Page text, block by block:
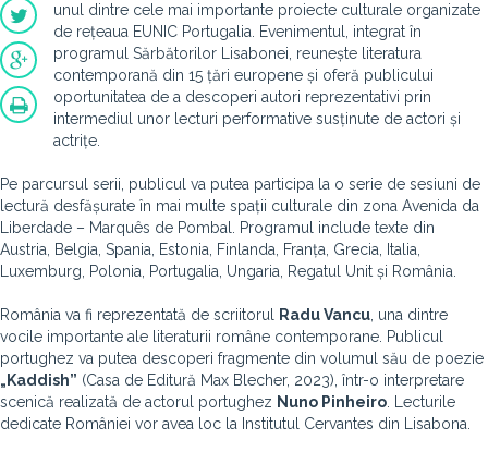
unul dintre cele mai importante proiecte culturale organizate
de rețeaua EUNIC Portugalia. Evenimentul, integrat în
programul Sărbătorilor Lisabonei, reunește literatura
contemporană din 15 țări europene și oferă publicului
oportunitatea de a descoperi autori reprezentativi prin
intermediul unor lecturi performative susținute de actori și
actrițe.
Pe parcursul serii, publicul va putea participa la o serie de sesiuni de
lectură desfășurate în mai multe spații culturale din zona Avenida da
Liberdade – Marquês de Pombal. Programul include texte din
Austria, Belgia, Spania, Estonia, Finlanda, Franța, Grecia, Italia,
Luxemburg, Polonia, Portugalia, Ungaria, Regatul Unit și România.
România va fi reprezentată de scriitorul Radu Vancu , una dintre
vocile importante ale literaturii române contemporane. Publicul
portughez va putea descoperi fragmente din volumul său de poezie
„Kaddish” (Casa de Editură Max Blecher, 2023), într-o interpretare
scenică realizată de actorul portughez Nuno Pinheiro . Lecturile
dedicate României vor avea loc la Institutul Cervantes din Lisabona.